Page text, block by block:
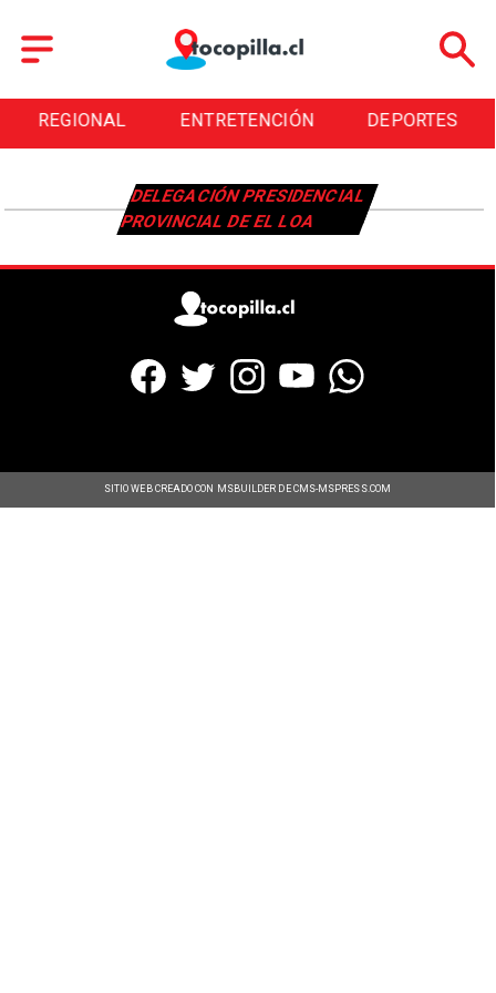
REGIONAL ENTRETENCIÓN DEPORTES
DELEGACIÓN PRESIDENCIAL
PROVINCIAL DE EL LOA
SITIO WEB CREADO CON MSBUILDER DE CMS-MSPRESS.COM